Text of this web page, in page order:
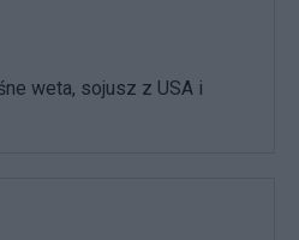
weta, sojusz z USA i